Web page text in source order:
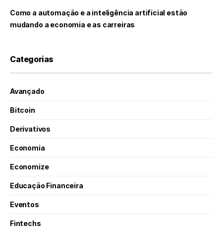
Como a automação e a inteligência artificial estão
mudando a economia e as carreiras
Categorias
Avançado
Bitcoin
Derivativos
Economia
Economize
Educação Financeira
Eventos
Fintechs